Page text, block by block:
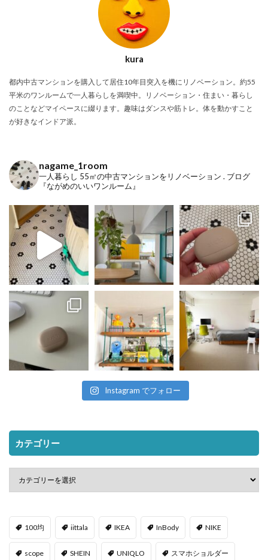
kura
都内中古マンションを購入して居住10年目突入を機にリノベーション。約55
平米のワンルームで一人暮らしを満喫中。リノベーション・住まい・暮らし
のことなどマイペースに綴ります。趣味はダンスや筋トレ。体を動かすこと
が好きなインドア派。
nagame_1room
一人暮らし 55㎡の中古マンションをリノベーション . ブログ
『ながめのいいワンルーム』
Instagram でフォロー
カテゴリー
100均 iittala IKEA InBody NIKE
scope SHEIN UNIQLO スマホショルダー